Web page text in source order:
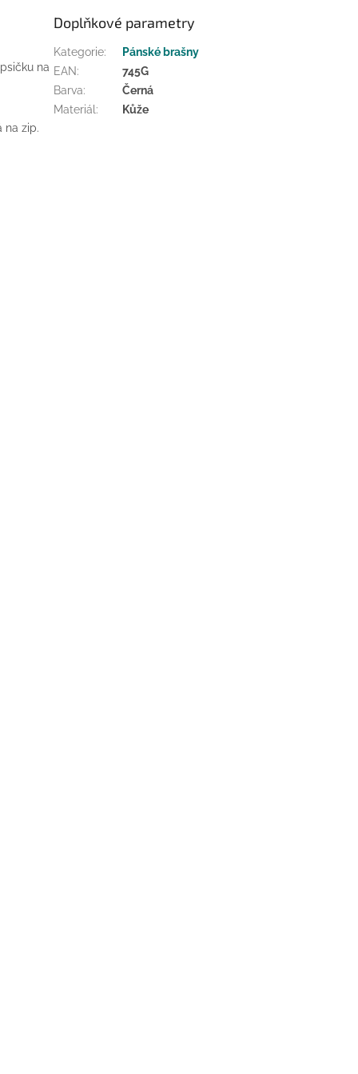
na
na zip.
Doplňkové parametry
Kategorie:
Pánské brašny
EAN:
745G
Barva:
Černá
Materiál : Kůže